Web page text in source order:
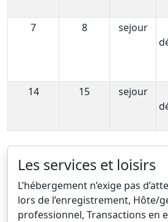
7
8 sejour
14
15 sejour
Les services et loisirs
L’hébergement n’exige pas
lors de l’enregistrement, Hôte/
professionnel, Transactions en